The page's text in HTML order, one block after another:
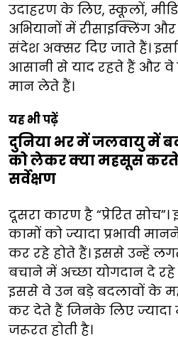
उदाहरण के लिए, स्कूलों,
अभियानों में रीसाइक्लिंग और
संदेश अक्सर दिए जाते हैं।
आसानी से याद रहते हैं और वे
मान लेते हैं।
यह भी पढ़ें
दुनिया भर में जलवायु में
को लेकर क्या महसूस
सर्वेक्षण
दूसरा कारण है “प्रेरित
कामों को ज्यादा प्रभावी
कर रहे होते हैं। इससे उन्हें
बचाने में अच्छा योगदान दे
इससे वे उन बड़े बदलावों के
कर देते हैं जिनके लिए
जरूरत होती है।